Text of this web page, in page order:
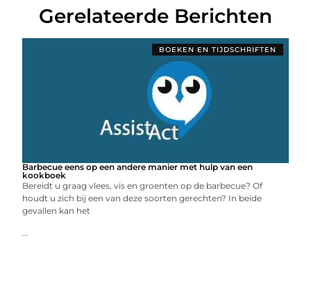
Gerelateerde Berichten
BOEKEN EN TIJDSCHRIFTEN
Barbecue eens op een andere manier met hulp van een
kookboek
Bereidt u graag vlees, vis en groenten op de barbecue? Of
houdt u zich bij een van deze soorten gerechten? In beide
gevallen kan het
...